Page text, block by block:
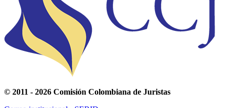
© 2011 - 2026 Comisión Colombiana de Juristas